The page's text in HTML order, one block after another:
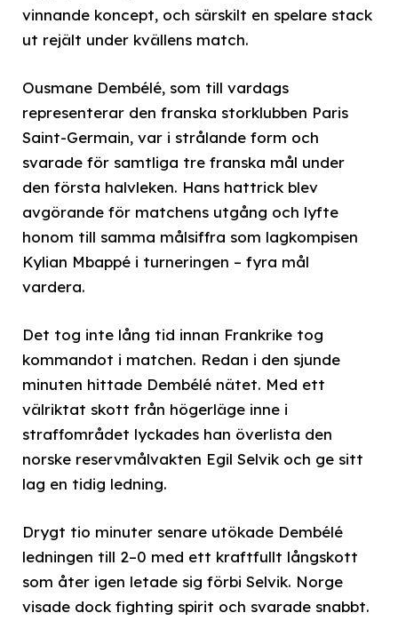
vinnande koncept, och särskilt en spelare stack
ut rejält under kvällens match.
Ousmane Dembélé, som till vardags
representerar den franska storklubben Paris
Saint-Germain, var i strålande form och
svarade för samtliga tre franska mål under
den första halvleken. Hans hattrick blev
avgörande för matchens utgång och lyfte
honom till samma målsiffra som lagkompisen
Kylian Mbappé i turneringen – fyra mål
vardera.
Det tog inte lång tid innan Frankrike tog
kommandot i matchen. Redan i den sjunde
minuten hittade Dembélé nätet. Med ett
välriktat skott från högerläge inne i
straffområdet lyckades han överlista den
norske reservmålvakten Egil Selvik och ge sitt
lag en tidig ledning.
Drygt tio minuter senare utökade Dembélé
ledningen till 2–0 med ett kraftfullt långskott
som åter igen letade sig förbi Selvik. Norge
visade dock fighting spirit och svarade snabbt.